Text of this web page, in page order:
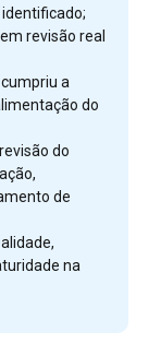
revisão real
a
do
do
de
na